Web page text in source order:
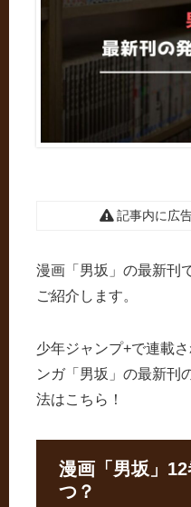
記事内に広
漫画「男坂」の最新刊
ご紹介します。
少年ジャンプ+で連載
ンガ「男坂」の最新刊
法はこちら！
漫画「男坂」
つ？